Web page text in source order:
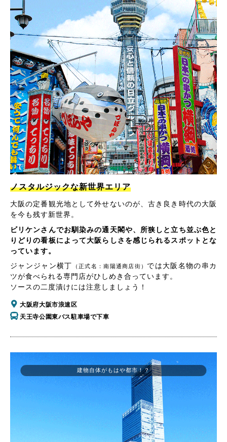
ノスタルジックな新世界エリア
大阪の定番観光地として外せないのが、古き良き時代の大阪
を今も残す新世界。
ビリケンさんでお馴染みの通天閣や、所狭しと立ち並ぶ色と
りどりの看板によって大阪らしさを感じられるスポットとな
っています。
ジャンジャン横丁
（正式名：南陽通商店街） では大阪名物の串カ
ツが食べられる専門店がひしめき合っています。
ソースの二度漬けには注意しましょう！
大阪府大阪市浪速区
天王寺公園東バス駐車場で下車
建物自体がもはや都市！？